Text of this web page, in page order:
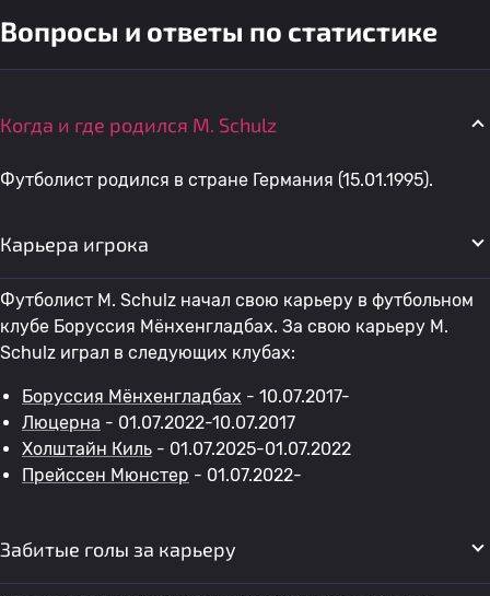
Вопросы и ответы по статистике
Когда и где родился M. Schulz
Футболист родился в стране Германия (15.01.1995).
Карьера игрока
Футболист M. Schulz начал свою карьеру в футбольном
клубе Боруссия Мёнхенгладбах. За свою карьеру M.
Schulz играл в следующих клубах:
Боруссия Мёнхенгладбах - 10.07.2017-
Люцерна - 01.07.2022-10.07.2017
Холштайн Киль - 01.07.2025-01.07.2022
Прейссен Мюнстер - 01.07.2022-
Забитые голы за карьеру